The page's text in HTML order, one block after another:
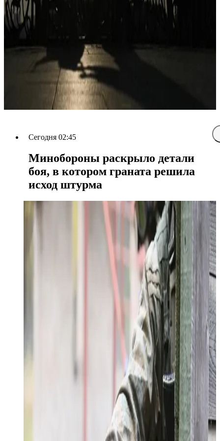
Сегодня 02:45
Минобороны раскрыло детали
боя, в котором граната решила
исход штурма